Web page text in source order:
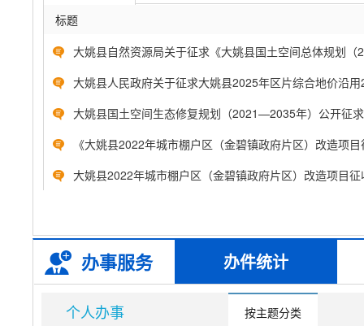
标题
大姚县自然资源局关于征求《大姚县国土空间总体规划
大姚县人民政府关于征求大姚县2025年区片综合地价沿
大姚县国土空间生态修复规划（2021—2035年）公开征
《大姚县2022年城市棚户区（金碧镇政府片区）改造项
大姚县2022年城市棚户区（金碧镇政府片区）改造项目
办事服务 办件统计
个人办事 按主题分类